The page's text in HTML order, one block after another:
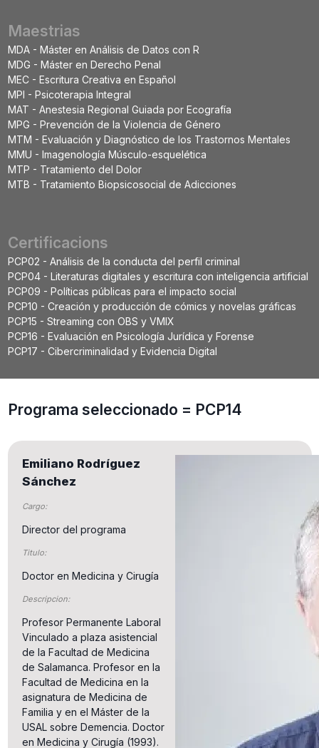
Maestrias
MDA - Máster en Análisis de Datos con R
MDG - Máster en Derecho Penal
MEC - Escritura Creativa en Español
MPI - Psicoterapia Integral
MAT - Anestesia Regional Guiada por Ecografía
MPG - Prevención de la Violencia de Género
MTM - Evaluación y Diagnóstico de los Trastornos Mentales
MMU - Imagenología Músculo-esquelética
MTP - Tratamiento del Dolor
MTB - Tratamiento Biopsicosocial de Adicciones
Certificacions
PCP02 - Análisis de la conducta del perfil criminal
PCP04 - Literaturas digitales y escritura con inteligencia artificial
PCP09 - Políticas públicas para el impacto social
PCP10 - Creación y producción de cómics y novelas gráficas
PCP15 - Streaming con OBS y VMIX
PCP16 - Evaluación en Psicología Jurídica y Forense
PCP17 - Cibercriminalidad y Evidencia Digital
Programa seleccionado = PCP14
Emiliano Rodríguez
Sánchez
Cargo:
Director del programa
Titulo:
Doctor en Medicina y Cirugía
Descripcion:
Profesor Permanente Laboral
Vinculado a plaza asistencial
de la Facultad de Medicina
de Salamanca. Profesor en la
Facultad de Medicina en la
asignatura de Medicina de
Familia y en el Máster de la
USAL sobre Demencia. Doctor
en Medicina y Cirugía (1993).